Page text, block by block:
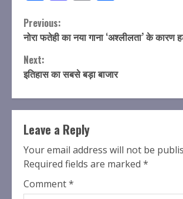
Continue
Reading
Previous:
नोरा फतेही का नया गाना ‘अश्लीलता’ के कारण
Next:
इतिहास का सबसे बड़ा बाजार
Leave a Reply
Your email address will not be
Required fields are marked *
Comment*